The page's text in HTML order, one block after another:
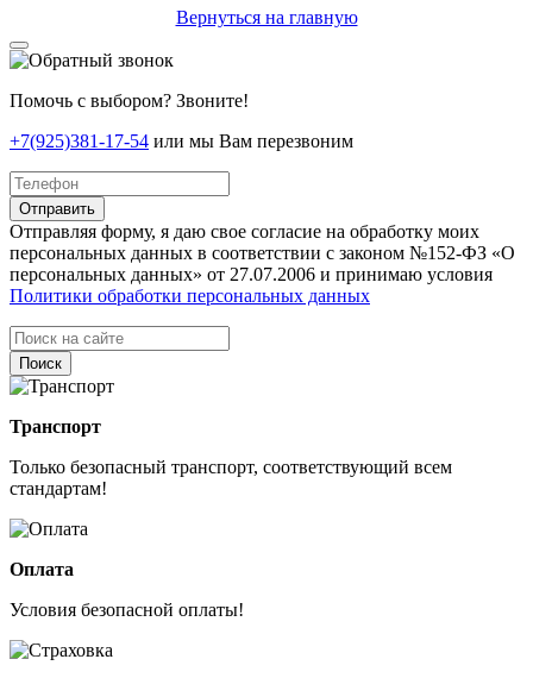
Вернуться на главную
Помочь с выбором? Звоните!
+7(925)381-17-54 или мы Вам перезвоним
Отправить
Отправляя форму, я даю свое согласие на обработку моих
персональных данных в соответствии с законом №152-ФЗ «О
персональных данных» от 27.07.2006 и принимаю условия
Политики обработки персональных данных
Поиск
Транспорт
Только безопасный транспорт, соответствующий всем
стандартам!
Оплата
Условия безопасной оплаты!